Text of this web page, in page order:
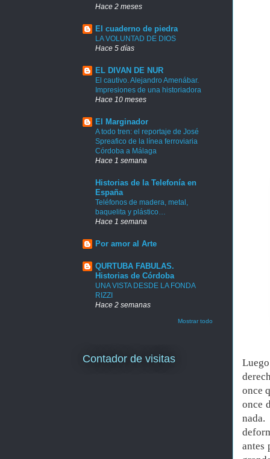
once
once
antes
Hace 2 meses
El cuaderno de piedra
LA VOLUNTAD DE DIOS
Hace 5 días
EL DIVAN DE NUR
El cautivo. Alejandro Amenábar.
Impresiones de una historiadora
Hace 10 meses
El Marginador
A todo tren: el reportaje de José
Spreafico de la línea ferroviaria
Córdoba a Málaga
Hace 1 semana
Historias de la Telefonía en
España
Teléfonos de madera, metal,
baquelita y plástico…
Hace 1 semana
Por amor al Arte
QURTUBA FABULAS.
Historias de Córdoba
UNA VISTA DESDE LA FONDA
RIZZI
Hace 2 semanas
Mostrar todo
Contador de visitas